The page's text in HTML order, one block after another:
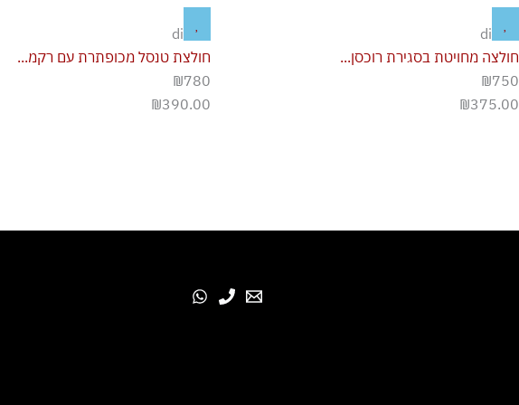
diesel
חולצה מחויטת בסגירת רוכסן...
₪750
₪375.00
diesel
חולצת טנסל מכופתרת עם רקמ...
₪780
₪390.00